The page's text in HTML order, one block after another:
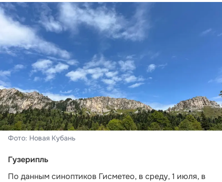
Фото: Новая Кубань
Гузерипль
По данным синоптиков Гисметео, в среду, 1 июля, в